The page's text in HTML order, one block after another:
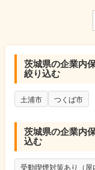
茨城県の企業内
絞り込む
土浦市 つくば市
茨城県の企業内
込む
受動喫煙対策あり（屋